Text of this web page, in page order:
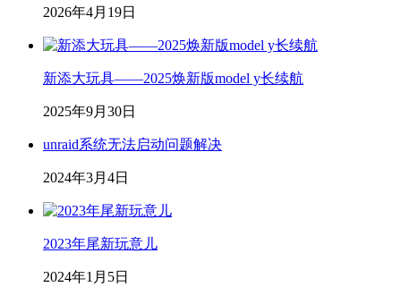
2026年4月19日
新添大玩具——2025焕新版model y长续航
2025年9月30日
unraid系统无法启动问题解决
2024年3月4日
2023年尾新玩意儿
2024年1月5日